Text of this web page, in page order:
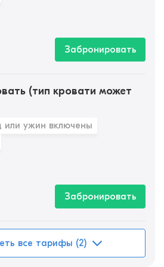
Забронировать
(тип кровати может
или ужин включены
Забронировать
все тарифы (2)